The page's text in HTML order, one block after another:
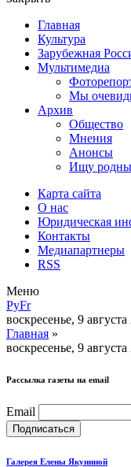
Главная
Культура
Зарубежная
Мультимедиа
Мы
Архив
Общество
Мнения
Анонсы
Ищу
Карта сайта
О нас
Юридическая
Контакты
Медиапартнеры
RSS
Меню
РуFr
воскресенье, 9
Главная »
воскресенье, 9
Рассылка газеты на email
Email
Галерея Елены Якуниной